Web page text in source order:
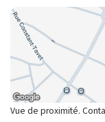
Vue de proximité.